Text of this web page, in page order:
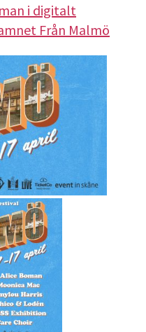
i digitalt
Från Malmö